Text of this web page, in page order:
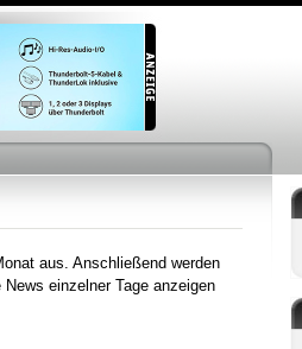
aus. Anschließend werden
einzelner Tage anzeigen